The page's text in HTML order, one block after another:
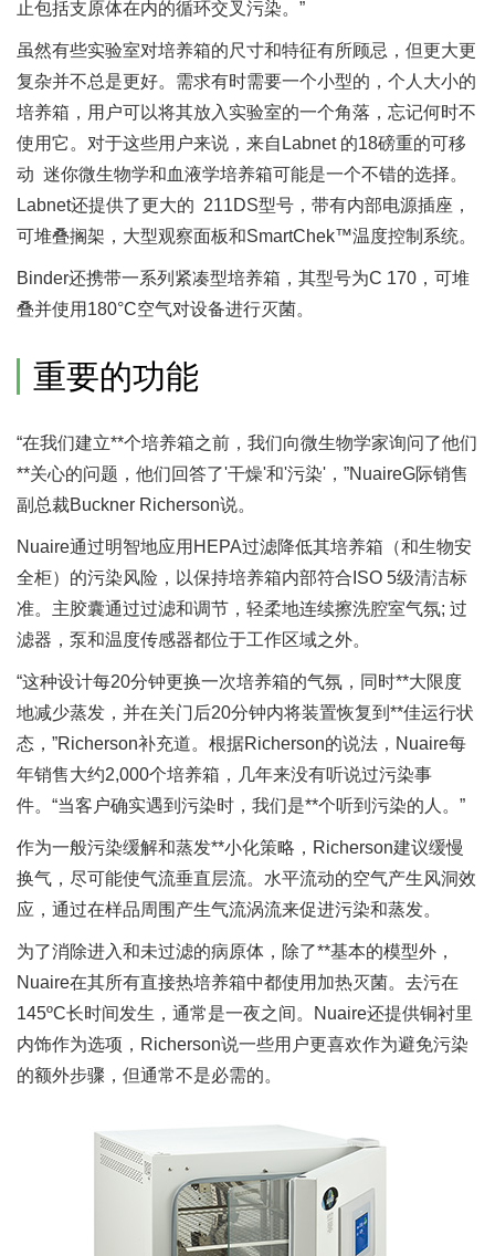
止包括支原体在内的循环交叉污染。”
虽然有些实验室对培养箱的尺寸和特征有所顾忌，但更大更
复杂并不总是更好。需求有时需要一个小型的，个人大小的
培养箱，用户可以将其放入实验室的一个角落，忘记何时不
使用它。对于这些用户来说，来自Labnet 的18磅重的可移
动 迷你微生物学和血液学培养箱可能是一个不错的选择。
Labnet还提供了更大的 211DS型号，带有内部电源插座，
可堆叠搁架，大型观察面板和SmartChek™温度控制系统。
Binder还携带一系列紧凑型培养箱，其型号为C 170，可堆
叠并使用180°C空气对设备进行灭菌。
重要的功能
“在我们建立**个培养箱之前，我们向微生物学家询问了他们
**关心的问题，他们回答了'干燥'和'污染'，”NuaireG际销售
副总裁Buckner Richerson说。
Nuaire通过明智地应用HEPA过滤降低其培养箱（和生物安
全柜）的污染风险，以保持培养箱内部符合ISO 5级清洁标
准。主胶囊通过过滤和调节，轻柔地连续擦洗腔室气氛; 过
滤器，泵和温度传感器都位于工作区域之外。
“这种设计每20分钟更换一次培养箱的气氛，同时**大限度
地减少蒸发，并在关门后20分钟内将装置恢复到**佳运行状
态，”Richerson补充道。根据Richerson的说法，Nuaire每
年销售大约2,000个培养箱，几年来没有听说过污染事
件。“当客户确实遇到污染时，我们是**个听到污染的人。”
作为一般污染缓解和蒸发**小化策略，Richerson建议缓慢
换气，尽可能使气流垂直层流。水平流动的空气产生风洞效
应，通过在样品周围产生气流涡流来促进污染和蒸发。
为了消除进入和未过滤的病原体，除了**基本的模型外，
Nuaire在其所有直接热培养箱中都使用加热灭菌。去污在
145ºC长时间发生，通常是一夜之间。Nuaire还提供铜衬里
内饰作为选项，Richerson说一些用户更喜欢作为避免污染
的额外步骤，但通常不是必需的。